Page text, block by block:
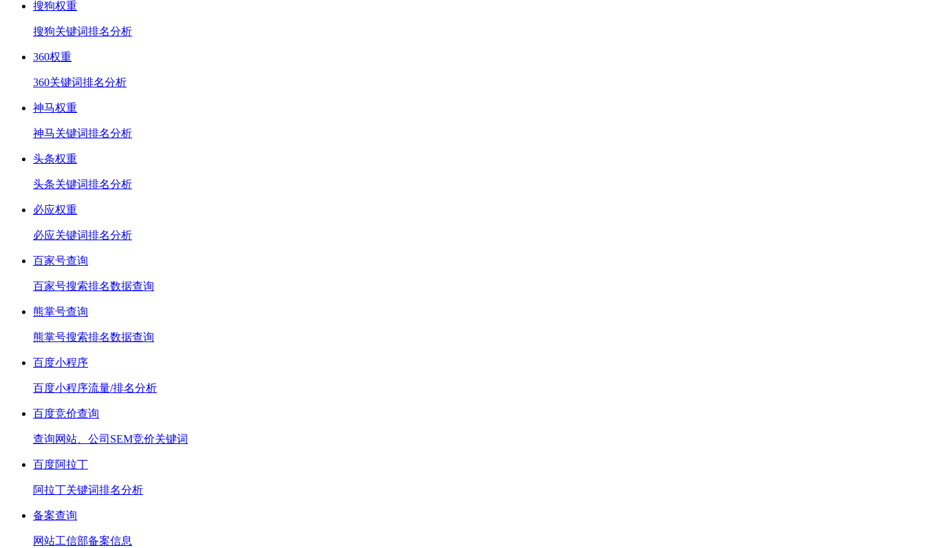
搜狗权重
搜狗关键词排名分析
360权重
360关键词排名分析
神马权重
神马关键词排名分析
头条权重
头条关键词排名分析
必应权重
必应关键词排名分析
百家号查询
百家号搜索排名数据查询
熊掌号查询
熊掌号搜索排名数据查询
百度小程序
百度小程序流量/排名分析
百度竞价查询
查询网站、公司SEM竞价关键词
百度阿拉丁
阿拉丁关键词排名分析
备案查询
网站工信部备案信息